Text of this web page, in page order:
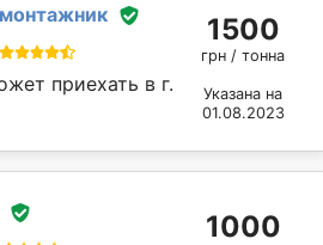
приехать в г.
1500
грн / тонна
Указана на
01.08.2023
1000